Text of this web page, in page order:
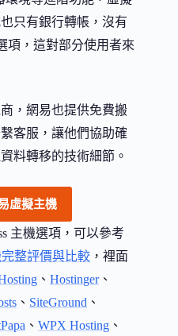
只有銀行轉帳，沒有
項，這對部分使用者來
，網易也提供免費搬
客服，讓他們協助確
料轉移的技術細節。
虛擬主機
主機選項，可以參考
完整評價與比較 ，裡面
、 Hostinger、
、 SiteGround 、
、 WPX Hosting 、